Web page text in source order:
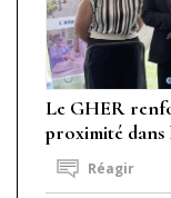
Le GHER
proximité dans
Réagir